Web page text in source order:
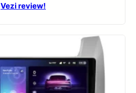
Vezi review!